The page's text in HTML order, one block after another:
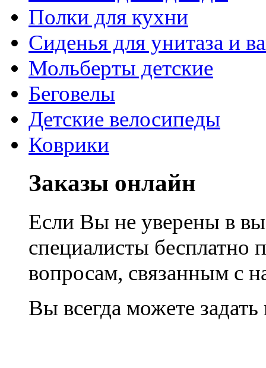
Полки для кухни
Сиденья для унитаза и
Мольберты детские
Беговелы
Детские велосипеды
Коврики
Заказы онлайн
Если Вы не уверены в
специалисты
вопросам, связанным с
Вы всегда можете